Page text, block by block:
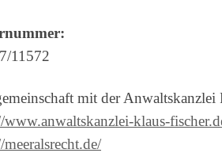
11572
mit der
www.anwaltskanzlei-klaus-